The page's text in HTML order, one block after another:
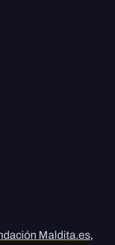
Maldita.es,